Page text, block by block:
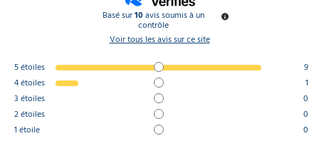
Basé sur10 avis soumis à un
contrôle
Voir tous les avis sur ce site
5étoiles
9
4étoiles
1
3 étoiles
0
2étoiles
0
1 étoile 0